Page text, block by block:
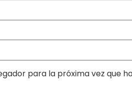
para la próxima vez que